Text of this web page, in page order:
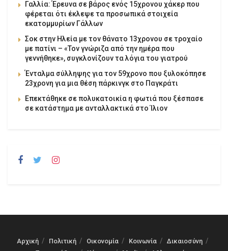
Γαλλία: Έρευνα σε βάρος ενός 15χρονου χάκερ που
φέρεται ότι έκλεψε τα προσωπικά στοιχεία
εκατομμυρίων Γάλλων
Σοκ στην Ηλεία με τον θάνατο 13χρονου σε τροχαίο
με πατίνι – «Τον γνώριζα από την ημέρα που
γεννήθηκε», συγκλονίζουν τα λόγια του γιατρού
Ένταλμα σύλληψης για τον 59χρονο που ξυλοκόπησε
23χρονη για μια θέση πάρκινγκ στο Παγκράτι
Επεκτάθηκε σε πολυκατοικία η φωτιά που ξέσπασε
σε κατάστημα με ανταλλακτικά στο Ίλιον
Αρχική Πολιτική Οικονομία Κοινωνία
Δικαιοσύνη